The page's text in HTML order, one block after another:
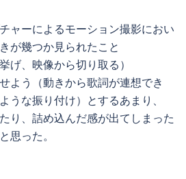
ャーによるモーション撮影におい
が幾つか見られたこと
、映像から切り取る）
よう（動きから歌詞が連想でき
うな振り付け）とするあまり、
、詰め込んだ感が出てしまった
思った。